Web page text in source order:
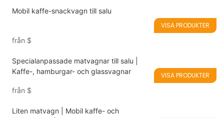
Mobil kaffe-snackvagn till salu
från $
VISA PRODUKTER
Specialanpassade matvagnar till salu |
Kaffe-, hamburgar- och glassvagnar
från $
VISA PRODUKTER
Liten matvagn | Mobil kaffe- och